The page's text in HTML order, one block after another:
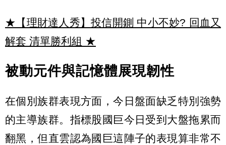
★【理財達人秀】投信開鍘 中小不妙? 回血又
解套 清單勝利組 ★
被動元件與記憶體展現韌性
在個別族群表現方面，今日盤面缺乏特別強勢
的主導族群。指標股國巨今日受到大盤拖累而
翻黑，但直雲認為國巨這陣子的表現算非常不